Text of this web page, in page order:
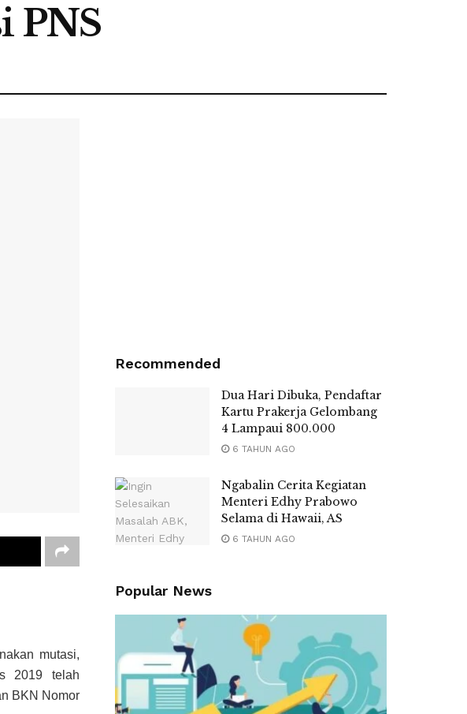
PNS
mutasi,
2019 telah
BKN Nomor
Recommended
Dua Hari Dibuka, Pendaftar
Kartu Prakerja Gelombang
4 Lampaui 800.000
6 TAHUN AGO
Ngabalin Cerita Kegiatan
Menteri Edhy Prabowo
Selama di Hawaii, AS
6 TAHUN AGO
Popular News